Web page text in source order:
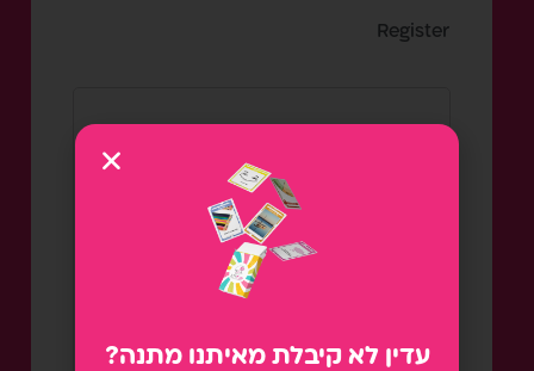
Register
התחבר עם
OR
עדין לא קיבלת מאיתנו מתנה?